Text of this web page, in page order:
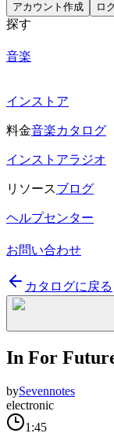
アカウント作成 ロ
探す
音楽
インストア
料金音楽カタログ
インストアラジオ
リソースブログ
ヘルプセンター
お問い合わせ
カタログに戻る
In For
bySevennotes
electronic
1:45